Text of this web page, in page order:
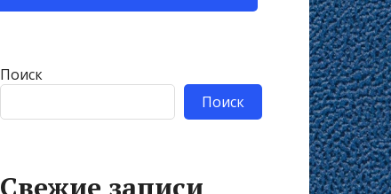
Поиск
Поиск
Свежие записи